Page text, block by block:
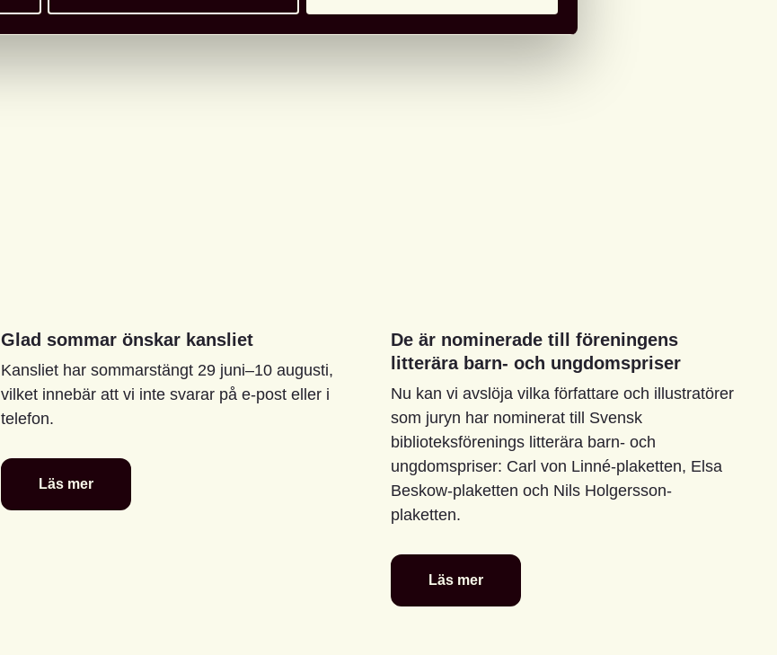
Glad sommar önskar kansliet
Kansliet har sommarstängt 29 juni–10 augusti,
vilket innebär att vi inte svarar på e-post eller i
telefon.
Läs mer
Glad
sommar
De är nominerade till föreningens
litterära barn- och ungdomspriser
Nu kan vi avslöja vilka författare och illustratörer
som juryn har nominerat till Svensk
biblioteksförenings litterära barn- och
ungdomspriser: Carl von Linné-plaketten, Elsa
Beskow-plaketten och Nils Holgersson-
plaketten.
Läs mer
De
är